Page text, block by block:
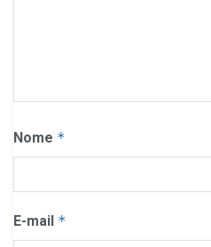
Nome *
E-mail *